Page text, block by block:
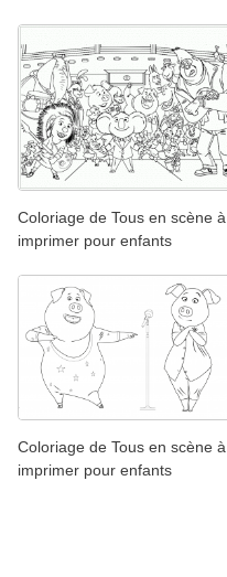
Coloriage de Tous en scène à
imprimer pour enfants
Coloriage de Tous en scène à
imprimer pour enfants